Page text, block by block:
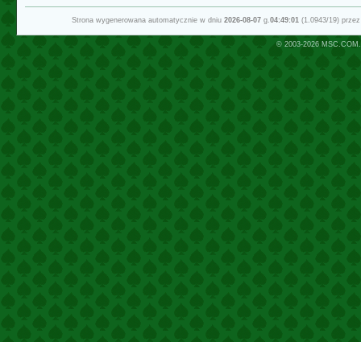
Strona wygenerowana automatycznie w dniu 2026-08-07g.04:49:01(1.0943/19)
© 2003-2026